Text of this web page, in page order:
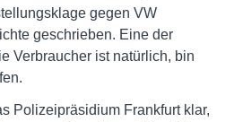
gegen VW
geschrieben. Eine der
Verbraucher ist natürlich, bin
Polizeipräsidium Frankfurt klar,